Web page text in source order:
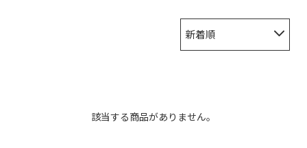
新着順
該当する商品がありません。